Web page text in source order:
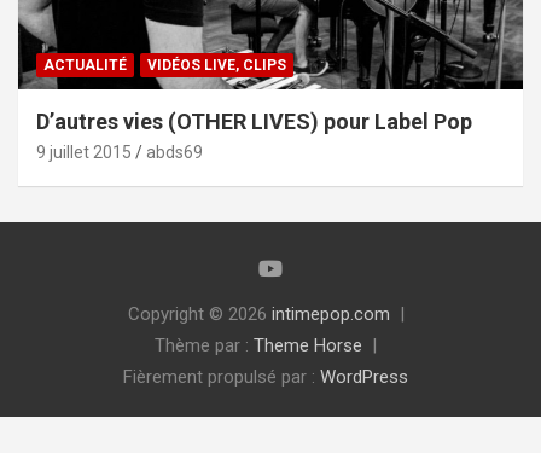
ACTUALITÉ VIDÉOS LIVE, CLIPS
D’autres vies (OTHER LIVES) pour Label Pop
9 juillet 2015 abds69
Copyright © 2026 intimepop.com
Thème par : Theme Horse
Fièrement propulsé par : WordPress